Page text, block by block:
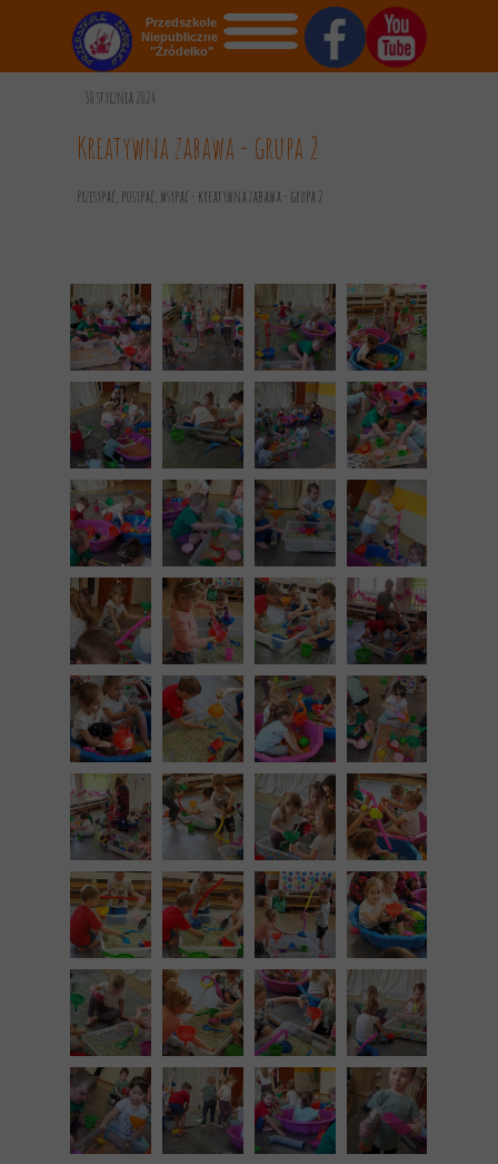
STRONA GŁÓWNA
REKRUTACJA
GALERIA
KONTAKT
DOKUMENTY
Przedszkole
Niepubliczne
"Źródełko"
30 stycznia 2024
Kreatywna zabawa - grupa 2
Przesypać, posypać, wsypać - kreatywna zabawa - grupa 2